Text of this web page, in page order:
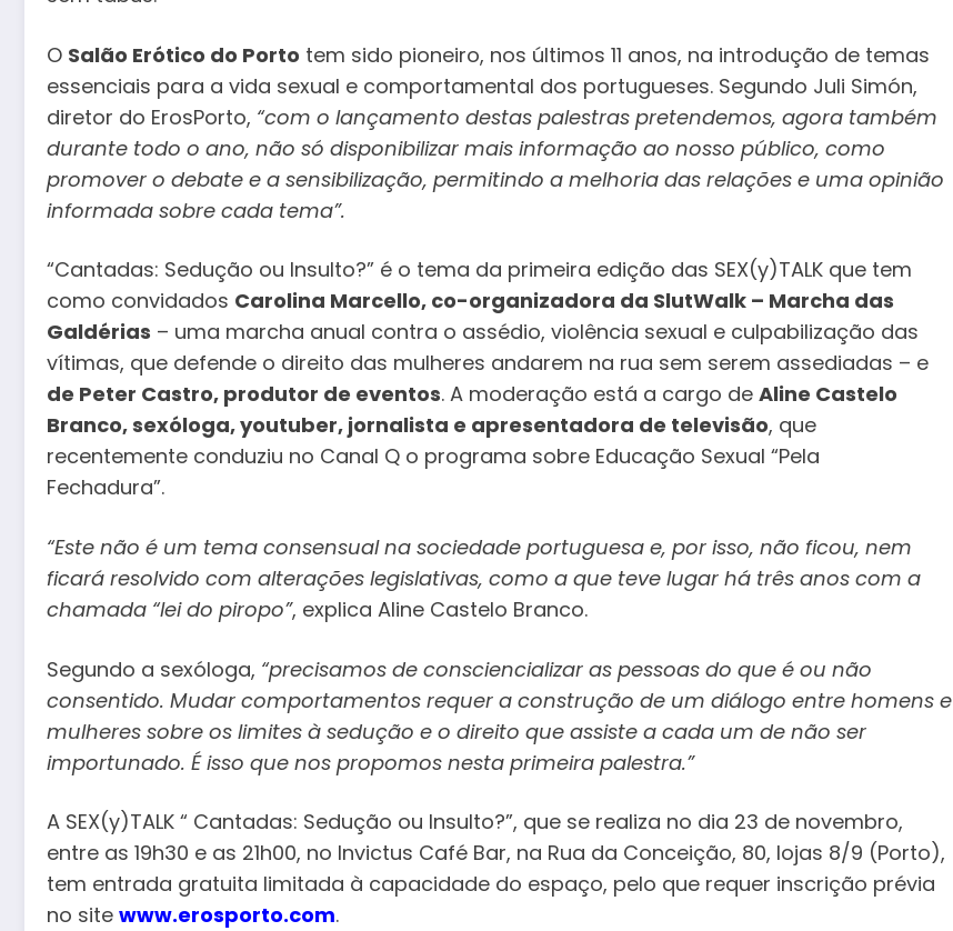
O Salão Erótico do Porto tem sido pioneiro, nos últimos 11 anos, na introdução de temas
essenciais para a vida sexual e comportamental dos portugueses. Segundo Juli Simón,
diretor do ErosPorto, “com o lançamento destas palestras pretendemos, agora também
durante todo o ano, não só disponibilizar mais informação ao nosso público, como
promover o debate e a sensibilização, permitindo a melhoria das relações e uma opinião
informada sobre cada tema”.
“Cantadas: Sedução ou Insulto?” é o tema da primeira edição das SEX(y)TALK que tem
como convidados Carolina Marcello, co-organizadora da SlutWalk – Marcha das
Galdérias – uma marcha anual contra o assédio, violência sexual e culpabilização das
vítimas, que defende o direito das mulheres andarem na rua sem serem assediadas – e
de Peter Castro, produtor de eventos. A moderação está a cargo de Aline Castelo
Branco, sexóloga, youtuber, jornalista e apresentadora de televisão, que
recentemente conduziu no Canal Q o programa sobre Educação Sexual “Pela
Fechadura”.
“Este não é um tema consensual na sociedade portuguesa e, por isso, não ficou, nem
ficará resolvido com alterações legislativas, como a que teve lugar há três anos com a
chamada “lei do piropo”, explica Aline Castelo Branco.
Segundo a sexóloga, “precisamos de consciencializar as pessoas do que é ou não
consentido. Mudar comportamentos requer a construção de um diálogo entre homens e
mulheres sobre os limites à sedução e o direito que assiste a cada um de não ser
importunado. É isso que nos propomos nesta primeira palestra.”
A SEX(y)TALK “ Cantadas: Sedução ou Insulto?”, que se realiza no dia 23 de novembro,
entre as 19h30 e as 21h00, no Invictus Café Bar, na Rua da Conceição, 80, lojas 8/9 (Porto),
tem entrada gratuita limitada à capacidade do espaço, pelo que requer inscrição prévia
no site www.erosporto.com.